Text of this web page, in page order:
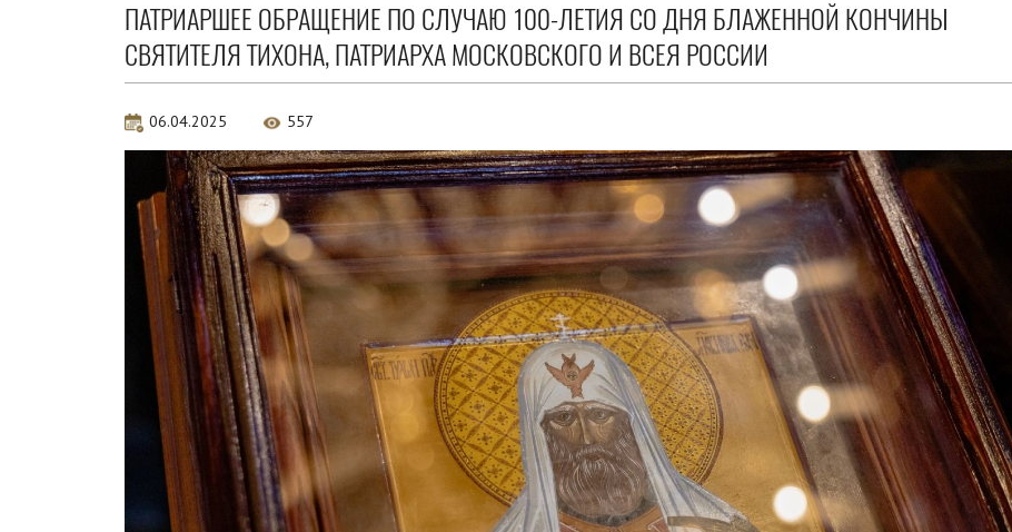
ПАТРИАРШЕЕ ОБРАЩЕНИЕ ПО СЛУЧАЮ 100-ЛЕТИЯ СО ДНЯ БЛАЖЕННОЙ КОНЧИНЫ
СВЯТИТЕЛЯ ТИХОНА, ПАТРИАРХА МОСКОВСКОГО И ВСЕЯ РОССИИ
06.04.2025 557